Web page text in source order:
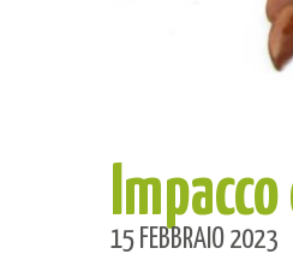
15 FEBBRAIO 2023